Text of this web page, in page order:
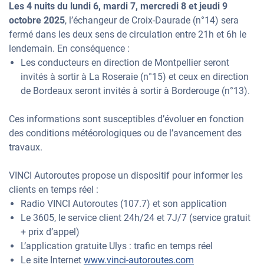
Les 4 nuits du lundi 6, mardi 7, mercredi 8 et jeudi 9
octobre 2025, l’échangeur de Croix-Daurade (n°14) sera
fermé dans les deux sens de circulation entre 21h et 6h le
lendemain. En conséquence :
Les conducteurs en direction de Montpellier seront
invités à sortir à La Roseraie (n°15) et ceux en direction
de Bordeaux seront invités à sortir à Borderouge (n°13).
Ces informations sont susceptibles d’évoluer en fonction
des conditions météorologiques ou de l’avancement des
travaux.
VINCI Autoroutes propose un dispositif pour informer les
clients en temps réel :
Radio VINCI Autoroutes (107.7) et son application
Le 3605, le service client 24h/24 et 7J/7 (service gratuit
+ prix d’appel)
L’application gratuite Ulys : trafic en temps réel
Le site Internet www.vinci-autoroutes.com